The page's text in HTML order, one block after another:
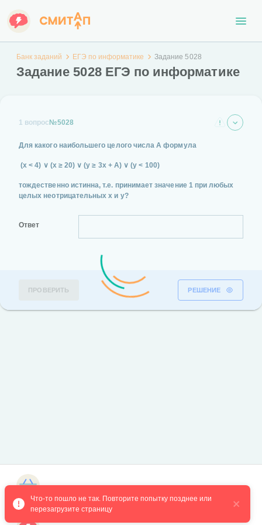
Банк заданий ЕГЭ по информатике Задание 5028
Задание 5028 ЕГЭ по информатике
1 вопрос №5028
Для какого наибольшего целого числа A формула
(x < 4) ∨ (x ≥ 20) ∨ (y ≥ 3x + A) ∨ (y < 100)
тождественно истинна, т.е. принимает значение 1 при любых
целых неотрицательных x и y?
Ответ
ПРОВЕРИТЬ РЕШЕНИЕ
Что-то пошло не так. Повторите попытку позднее или
перезагрузите страницу